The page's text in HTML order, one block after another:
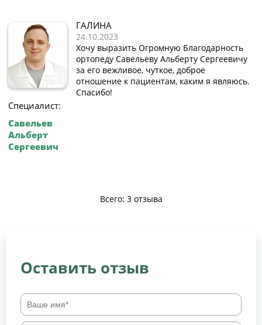
Специалист:
Савельев
Альберт
Сергеевич
ГАЛИНА
24.10.2023
Хочу выразить Огромную Благодарность
ортопеду Савельеву Альберту Сергеевичу
за его вежливое, чуткое, доброе
отношение к пациентам, каким я являюсь.
Спасибо!
Всего: 3 отзыва
Оставить отзыв